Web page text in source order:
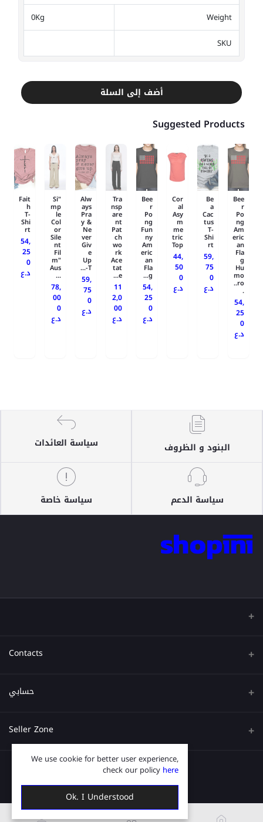
Weight
0Kg
SKU
أضف إلى السلة
Suggested Products
Bee
r
Po
ng
Am
eric
an
Fla
g
Hu
mo
ro..
.
54,
25
0
د.ع
Be
a
Cac
tus
T-
Shi
rt
59,
75
0
د.ع
Cor
al
Asy
m
me
tric
Top
44,
50
0
د.ع
Bee
r
Po
ng
Fun
ny
Am
eric
an
Fla
g...
54,
25
0
د.ع
Tra
nsp
are
nt
Pat
ch
wo
rk
Ace
tat
e...
11
2,0
00
د.ع
Alw
ays
Pra
y &
Ne
ver
Giv
e
Up
T-...
59,
75
0
د.ع
"Si
mp
le
Col
or
Sile
nt
Fil
m"
Aus
...
78,
00
0
د.ع
Fait
h
T-
Shi
rt
54,
25
0
د.ع
البنود و الظروف سياسة العائدات
سياسة الدعم سياسة خاصة
Contacts
عنوان
حسابي
تسجيل الدخول
Seller Zone
قدم الآن
We use cookie for better user experience,
check our policy here
Ok. I Understood